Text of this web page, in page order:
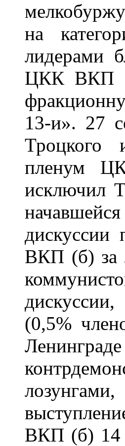
на
лидерами
ЦКК ВКП
13-и». 27
Троцкого
пленум
исключил
дискуссии
ВКП (б) за
(0,5%
ВКП (б) 14